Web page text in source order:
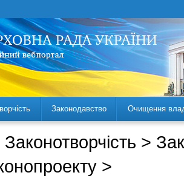
Законодавство Очищення
Законотворчість >
>